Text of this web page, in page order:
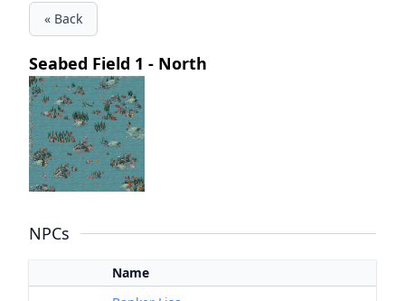
« Back
Seabed Field 1 - North
NPCs
Name